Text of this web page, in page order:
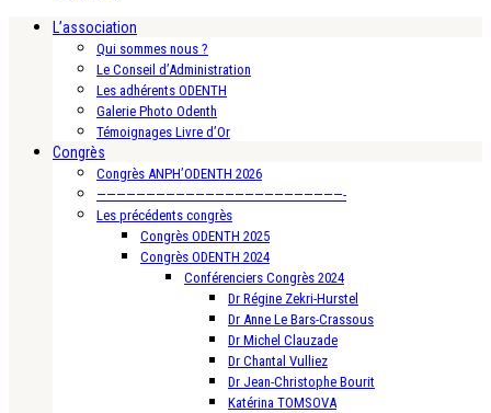
L’association
Qui sommes nous ?
Le Conseil d’Administration
Les adhérents ODENTH
Galerie Photo Odenth
Témoignages Livre d’Or
Congrès
Congrès ANPH’ODENTH 2026
—————————————————————————-
Les précédents congrès
Congrès ODENTH 2025
Congrès ODENTH 2024
Conférenciers Congrès 2024
Dr Régine Zekri-Hurstel
Dr Anne Le Bars-Crassous
Dr Michel Clauzade
Dr Chantal Vulliez
Dr Jean-Christophe Bourit
Katérina TOMSOVA